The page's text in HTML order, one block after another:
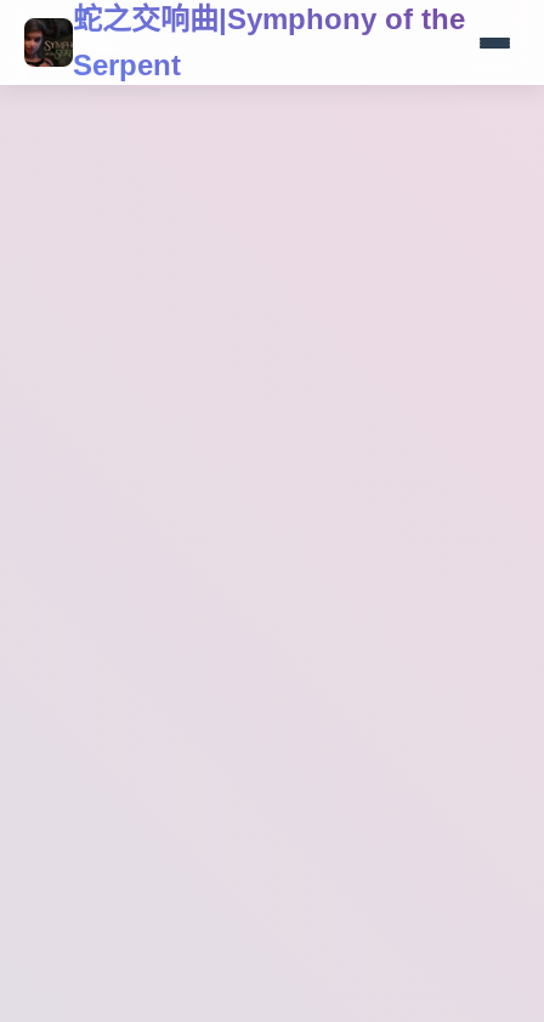
蛇之交响曲|Symphony of the
Serpent